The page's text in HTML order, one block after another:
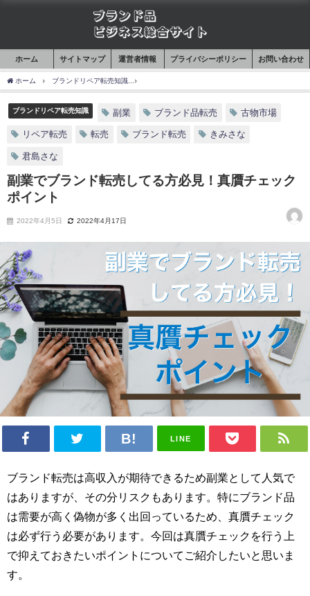
ホーム サイトマップ 運営者情報 プライバシーポリシー お問い合わせ
ホーム ブランドリペア転売知識
ブランドリペア転売知識 副業 ブランド品転売 古物市場
リペア転売 転売 ブランド転売 きみさな
君島さな
副業でブランド転売してる方必見！真贋チェック
ポイント
2022年4月5日 2022年4月17日
LINE
ブランド転売は高収入が期待できるため副業として人気で
はありますが、その分リスクもあります。特にブランド品
は需要が高く偽物が多く出回っているため、真贋チェック
は必ず行う必要があります。今回は真贋チェックを行う上
で抑えておきたいポイントについてご紹介したいと思いま
す。